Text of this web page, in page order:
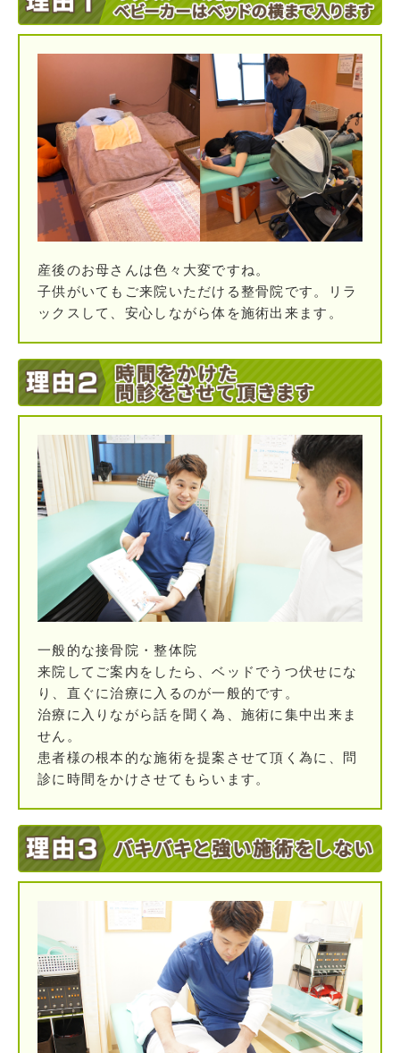
産後のお母さんは色々大変ですね。
子供がいてもご来院いただける整骨院です。リラ
ックスして、安心しながら体を施術出来ます。
一般的な接骨院・整体院
来院してご案内をしたら、ベッドでうつ伏せにな
り、直ぐに治療に入るのが一般的です。
治療に入りながら話を聞く為、施術に集中出来ま
せん。
患者様の根本的な施術を提案させて頂く為に、問
診に時間をかけさせてもらいます。